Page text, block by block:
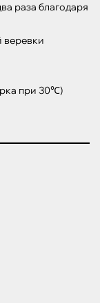
раза благодаря
веревки
при 30℃)